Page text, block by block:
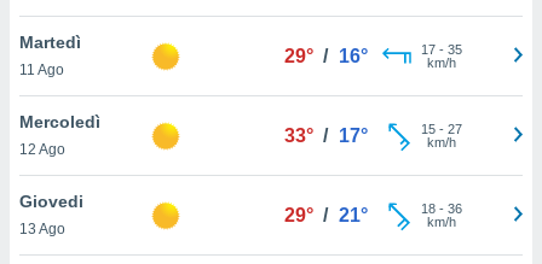
un
la
nella
Martedì
11 Ago
29° / 16° 17- 35
km/h
Mercoledì
12 Ago
33° / 17° 15- 27
km/h
Giovedi
13 Ago
29° / 21° 18- 36
km/h